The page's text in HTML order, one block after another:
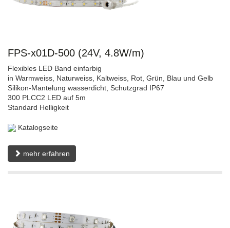
FPS-x01D-500 (24V, 4.8W/m)
Flexibles LED Band einfarbig
in Warmweiss, Naturweiss, Kaltweiss, Rot, Grün, Blau und Gelb
Silikon-Mantelung wasserdicht, Schutzgrad IP67
300 PLCC2 LED auf 5m
Standard Helligkeit
Katalogseite
mehr erfahren